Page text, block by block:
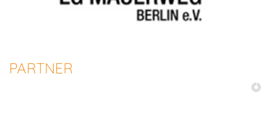
PARTNER